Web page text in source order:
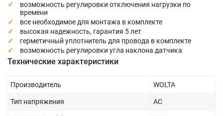
возможность регулировки отключения нагрузки по
времени
все необходимое для монтажа в комплекте
высокая надежность, гарантия 5 лет
герметичный уплотнитель для провода в комплекте
возможность регулировки угла наклона датчика
Технические характеристики
Производитель WOLTA
Тип напряжения AC